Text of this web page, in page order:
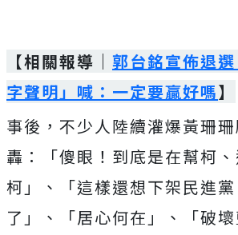
【相關報導｜ 郭台銘宣佈退
字聲明」喊：一定要贏好嗎】
事後，不少人陸續灌爆黃珊
轟：「傻眼！到底是在幫柯
柯」、「這樣還想下架民進
了」、「居心何在」、「破